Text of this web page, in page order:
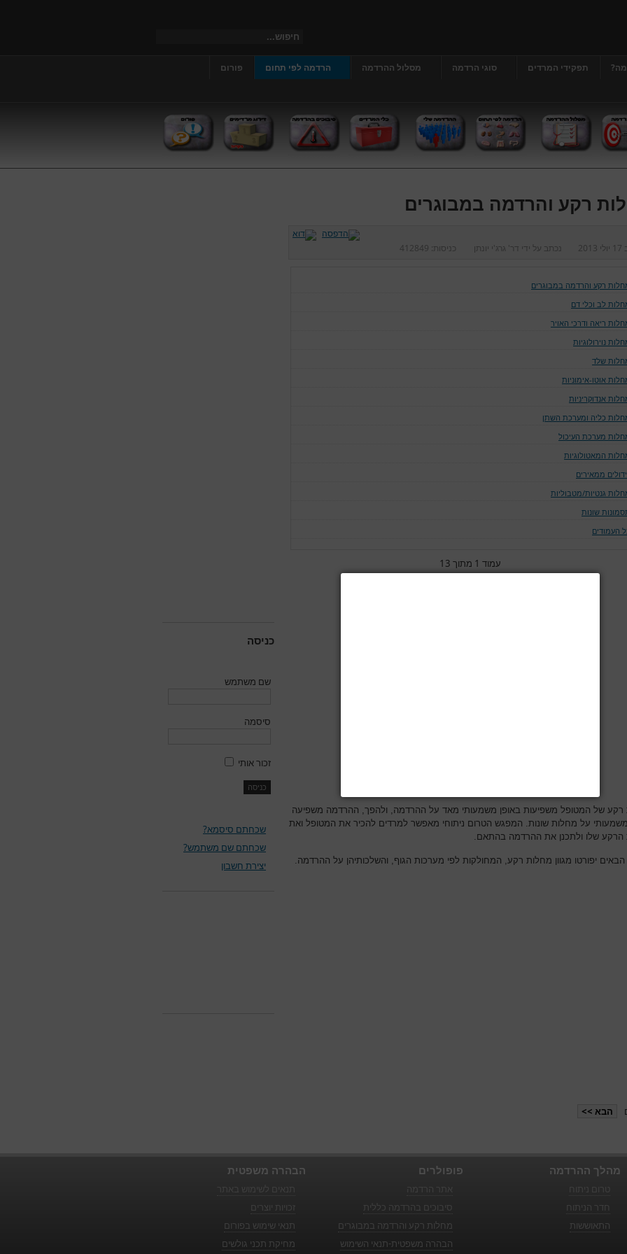
תפקידי המרדים סוגי הרדמה מסלול ההרדמה הרדמה לפי תחום
פורום
רקע והרדמה במבוגרים
17 יולי 2013 נכתב על ידי דר' גרג'י יונתן כניסות: 412849
רקע והרדמה במבוגרים
לב וכלי דם
ריאה ודרכי האויר
נוירולוגיות
שלד
אוטו-אימוניות
אנדוקריניות
כליה ומערכת השתן
מערכת העיכול
המאטולוגיות
ממאירים
גנטיות/מטבוליות
שונות
העמודים
עמוד 1 מתוך 13
רקע של המטופל משפיעות באופן משמעותי מאד על ההרדמה, ולהפך, ההרדמה משפיעה
משמעותי על מחלות שונות. המפגש הטרום ניתוחי מאפשר למרדים להכיר את המטופל ואת
הרקע שלו ולתכנן את ההרדמה בהתאם.
יפורטו מגוון מחלות רקע, המחולקות לפי מערכות הגוף, והשלכותיהן על ההרדמה.
הבא >>
כניסה
שם משתמש
סיסמה
זכור אותי
שכחתם סיסמא?
שכחתם שם משתמש?
יצירת חשבון
הבהרה משפטית
זכויות יוצרים
תנאי שימוש בפורום
מחיקת תכני גולשים
פופולרים
סיבוכים בהרדמה כללית
מחלות רקע והרדמה במבוגרים
הבהרה משפטית-תנאי השימוש
מהלך ההרדמה
חדר הניתוח
התאוששות